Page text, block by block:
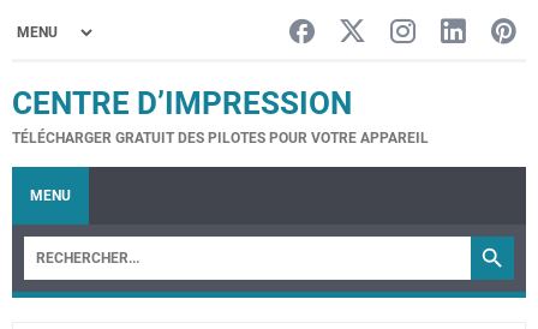
CENTRE D’IMPRESSION
TÉLÉCHARGER GRATUIT DES PILOTES POUR VOTRE APPAREIL
MENU